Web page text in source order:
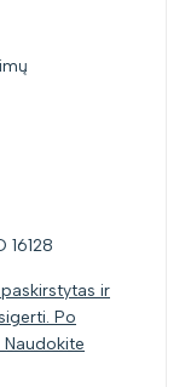
16128
ir
Po